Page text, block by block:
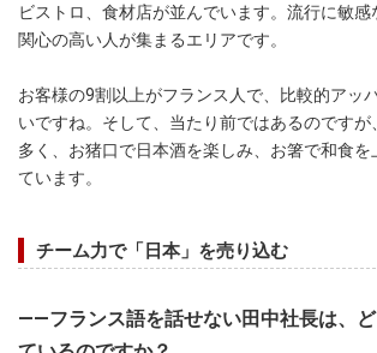
ビストロ、食材店が並んでいます。流行に敏感
関心の高い人が集まるエリアです。
お客様の9割以上がフランス人で、比較的アッ
いですね。そして、当たり前ではあるのです
多く、お猪口で日本酒を楽しみ、お箸で和食を
ています。
チーム力で「日本」を売り込む
――フランス語を話せない田中社長は、